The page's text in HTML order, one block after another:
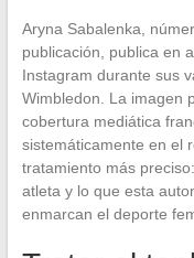
Aryna Sabalenka,
publicación, publica en
Instagram durante sus
Wimbledon. La imagen
cobertura mediática
sistemáticamente en el
tratamiento más
atleta y lo que esta
enmarcan el deporte